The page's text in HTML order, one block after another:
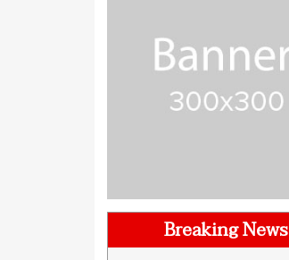
Breaking News